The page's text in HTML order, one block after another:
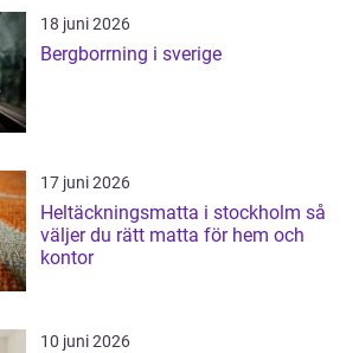
18 juni 2026
Bergborrning i sverige
17 juni 2026
Heltäckningsmatta i stockholm så
väljer du rätt matta för hem och
kontor
10 juni 2026